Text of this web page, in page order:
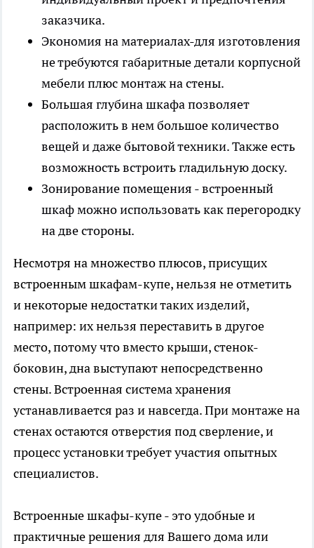
заказчика.
Экономия на материалах-для изготовления
не требуются габаритные детали корпусной
мебели плюс монтаж на стены.
Большая глубина шкафа позволяет
расположить в нем большое количество
вещей и даже бытовой техники. Также есть
возможность встроить гладильную доску.
Зонирование помещения - встроенный
шкаф можно использовать как перегородку
на две стороны.
Несмотря на множество плюсов, присущих
встроенным шкафам-купе, нельзя не отметить
и некоторые недостатки таких изделий,
например: их нельзя переставить в другое
место, потому что вместо крыши, стенок-
боковин, дна выступают непосредственно
стены. Встроенная система хранения
устанавливается раз и навсегда. При монтаже на
стенах остаются отверстия под сверление, и
процесс установки требует участия опытных
специалистов.
Встроенные шкафы-купе - это удобные и
практичные решения для Вашего дома или